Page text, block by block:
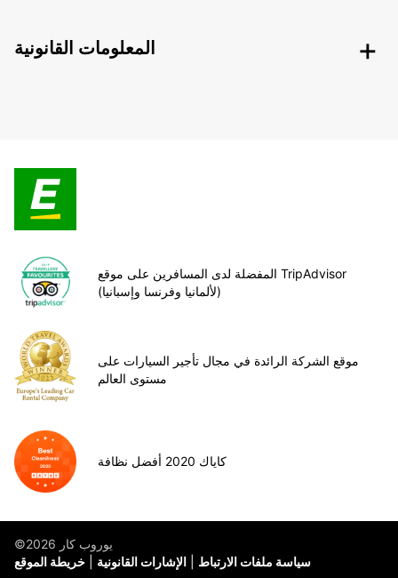
المعلومات القانونية
المفضلة لدى المسافرين على موقع TripAdvisor
(لألمانيا وفرنسا وإسبانيا)
موقع الشركة الرائدة في مجال تأجير السيارات على
مستوى العالم
كاياك 2020 أفضل نظافة
©يوروب كار 2026
خريطة الموقع
الإشارات القانونية سياسة ملفات الارتباط